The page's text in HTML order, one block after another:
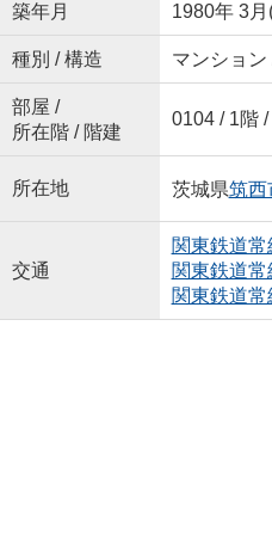
築年月 1980年 3
種別 / 構造 マンション
部屋 /
所在階 / 階建
0104 / 1階
所在地 茨城県筑西
交通
関東鉄道常
関東鉄道常
関東鉄道常